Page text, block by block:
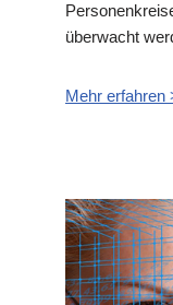
überwacht
Mehr erfahren